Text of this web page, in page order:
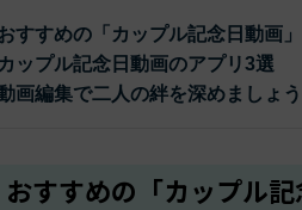
フォーム
Creative Assets（クリエイティブ
すすめの「カップル記念日動画
ップル記念日動画のアプリ3選
画編集で二人の絆を深めましょう
すすめの「カップル